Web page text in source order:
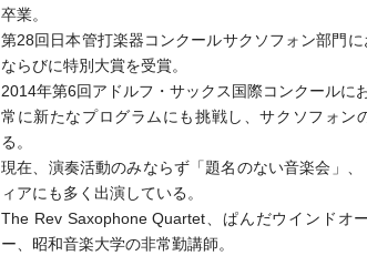
卒業。
第28回日本管打楽器コンクールサクソフォン部門
ならびに特別大賞を受賞。
2014年第6回アドルフ・サックス国際コンクールに
常に新たなプログラムにも挑戦し、サクソフォン
る。
現在、演奏活動のみならず「題名のない音楽会」
ィアにも多く出演している。
The Rev Saxophone Quartet、ぱんだウインドオ
ー、昭和音楽大学の非常勤講師。